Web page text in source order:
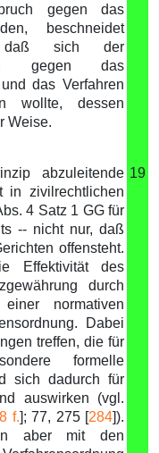
gegen das
beschneidet
daß sich der
gegen das
das Verfahren
wollte, dessen
Weise.
abzuleitende
in zivilrechtlichen
4 Satz 1 GG für
-- nicht nur, daß
offensteht.
Effektivität des
durch
normativen
Dabei
treffen, die für
formelle
sich dadurch für
auswirken (vgl.
f.]; 77, 275 [284]).
aber mit den
19